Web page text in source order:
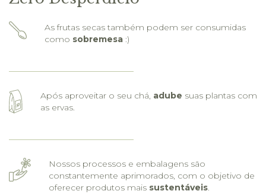
As frutas secas também podem ser consumidas
como sobremesa :)
Após aproveitar o seu chá, adube suas plantas com
as ervas.
Nossos processos e embalagens são
constantemente aprimorados, com o objetivo de
oferecer produtos mais sustentáveis.